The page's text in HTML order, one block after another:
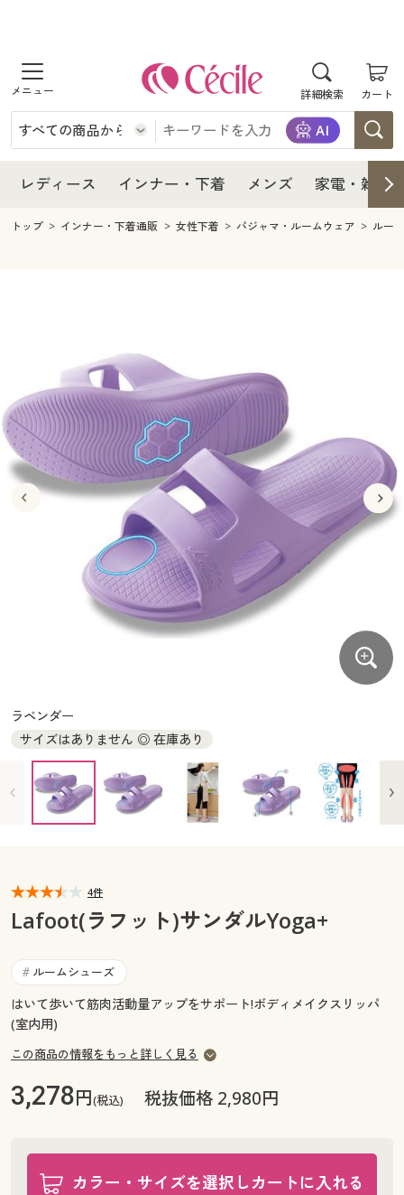
詳細検索 カート
商品を探す
レディース
レディースファッション
インナー・下着
インナー・下着通販すべて
ジュニア・ティーンズ下着
メンズ
メンズ下着
キッチン・雑貨・日用品
寝具・インテリア・家具通販すべて
家具・収納
寝具・ベッド
カーテン・ラグ・ファブリック
美容・健康
美容・健康通販すべて
美容・健康・サプリメント
制服・スクール
制服・スクールすべて
ジュニア・ティーンズ下着
大きいサイズ
大きいサイズ通販すべて
大きいサイズ レディース服
大きいサイズ レディース下着
大きいサイズ 事務・制服
バーゲンセール
シークレットセール
商品カテゴリ一覧
カタログ・チラシからのご注文
デジタルカタログ
カタログ無料プレゼント
マイページ
お気に入り
サポート
ご利用ガイド
レディース インナー・下着 メンズ 家電・雑貨
レディース
レディース通販すべて
レディースファッション
インナー・下着
インナー・下着通販すべて
メンズ
キッチン・雑貨・日用品
家具・収納
寝具・ベッド
カーテン・ラグ・ファブリック
美容・健康通販すべて
美容・健康・サプリメント
制服・スクール
制服・スクールすべて
制服・学生服
ジュニア・ティーンズ下着
大きいサイズ
大きいサイズ通販すべて
大きいサイズ レディース服
大きいサイズ レディース下着
大きいサイズ メンズ
バーゲン
シークレットセール
商品カテゴリ一覧
カタログ無料プレゼント
会員メニュー
閲覧履歴
サポート
ご利用ガイド
トップ インナー・下着通販 女性下着 パジャマ・ルームウェア ルー
ラベンダー
サイズはありません ◎ 在庫あり
4件
Lafoot(ラフット)サンダルYoga+
# ルームシューズ
はいて歩いて筋肉活動量アップをサポート!ボディメイクスリッパ
(室内用)
この商品の情報をもっと詳しく見る
3,278円(税込) 税抜価格 2,980円
カラー・サイズを選択しカートに入れる